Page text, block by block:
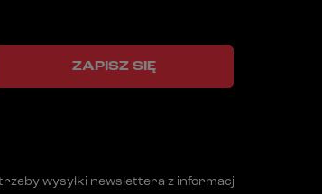
wysyłki newslettera z informacją handlową
ZAPISZ SIĘ